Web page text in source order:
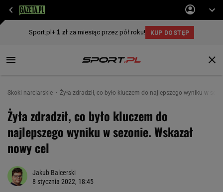
Skoki narciarskie Żyła zdradził, co było kluczem do najlepszego wyniku w
Żyła zdradził, co było kluczem do
najlepszego wyniku w sezonie. Wskazał
nowy cel
Jakub Balcerski
8 stycznia 2022, 18:45